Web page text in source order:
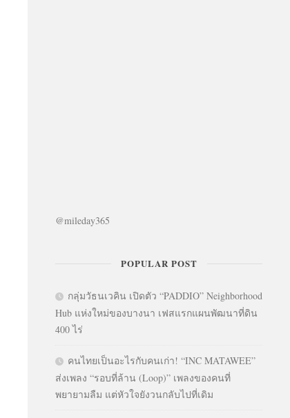
@mileday365
POPULAR POST
กลุ่มวัธนเวคิน เปิดตัว “PADDIO” Neighborhood
Hub แห่งใหม่ของบางนา เฟสแรกแผนพัฒนาที่ดิน
400 ไร่
คนไทยเป็นอะไรกับคนเก่า! “INC MATAWEE”
ส่งเพลง “รอบที่ล้าน (Loop)” เพลงของคนที่
พยายามลืม แต่หัวใจยังวนกลับไปที่เดิม